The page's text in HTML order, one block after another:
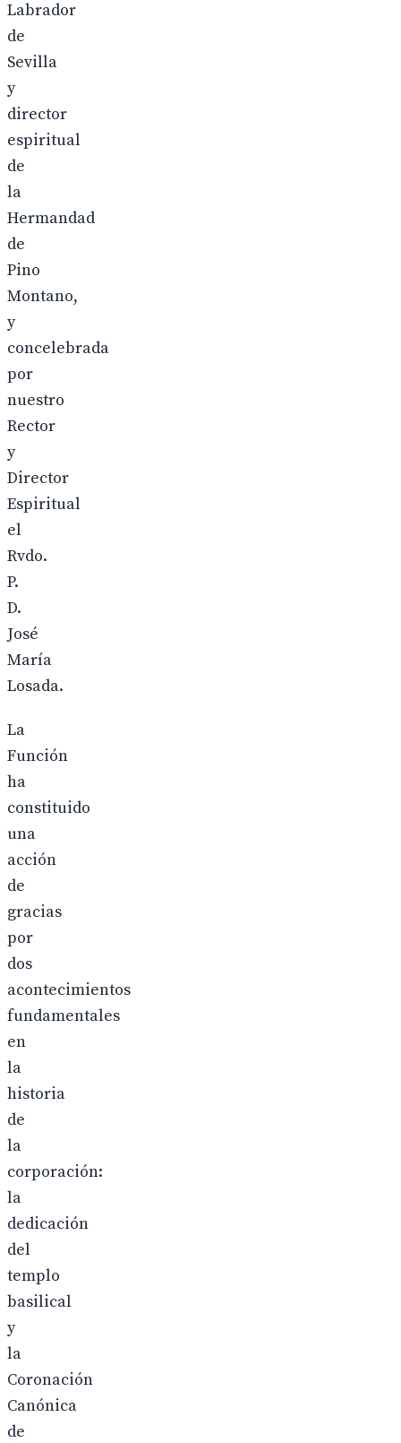
Labrador
de
Sevilla
y
director
espiritual
de
la
Hermandad
de
Pino
Montano,
y
concelebrada
por
nuestro
Rector
y
Director
Espiritual
el
Rvdo.
P.
D.
José
María
Losada.
La
Función
ha
constituido
una
acción
de
gracias
por
dos
acontecimientos
fundamentales
en
la
historia
de
la
corporación:
la
dedicación
del
templo
basilical
y
la
Coronación
Canónica
de